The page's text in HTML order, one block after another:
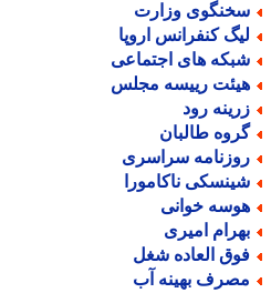
وزارت
کنفرانس اروپا
های اجتماعی
رییسه مجلس
رود
طالبان
سراسری
ناکامورا
خوانی
امیری
العاده شغل
بهینه آب